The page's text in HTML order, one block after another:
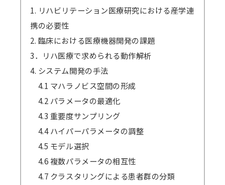
1. リハビリテーション医療研究における産学連
携の必要性
2. 臨床における医療機器開発の課題
3．リハ医療で求められる動作解析
4. システム開発の手法
4.1 マハラノビス空間の形成
4.2 パラメータの最適化
4.3 重要度サンプリング
4.4 ハイパーパラメータの調整
4.5 モデル選択
4.6 複数パラメータの相互性
4.7 クラスタリングによる患者群の分類